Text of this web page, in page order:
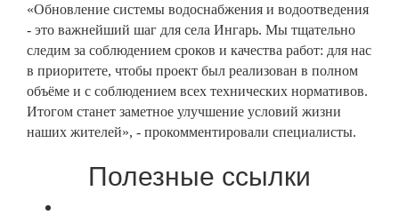
«Обновление системы водоснабжения и водоотведения
- это важнейший шаг для села Ингарь. Мы тщательно
следим за соблюдением сроков и качества работ: для нас
в приоритете, чтобы проект был реализован в полном
объёме и с соблюдением всех технических нормативов.
Итогом станет заметное улучшение условий жизни
наших жителей», - прокомментировали специалисты.
Полезные ссылки